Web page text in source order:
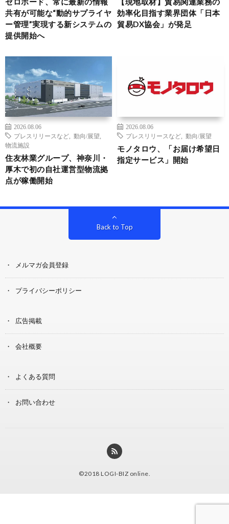
共有が可能な“動的サプライヤ
ー管理”実現する新システムの
提供開始へ
効率化目指す業界団体「日本
貿易DX協会」が発足
2026.08.06
プレスリリースなど
動向/展望
物流施設
住友林業グループ、神奈川・
厚木で初の自社運営型物流拠
点が稼働開始
2026.08.06
プレスリリースなど
動向/展望
モノタロウ、「お届け希望日
指定サービス」開始
Back to Top
メルマガ会員登録
プライバシーポリシー
広告掲載
会社概要
よくある質問
お問い合わせ
©2018 LOGI-BIZ online